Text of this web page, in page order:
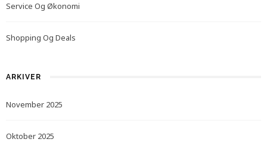
Service Og Økonomi
Shopping Og Deals
ARKIVER
November 2025
Oktober 2025